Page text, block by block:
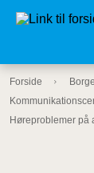
Forside
Høreproblemer på